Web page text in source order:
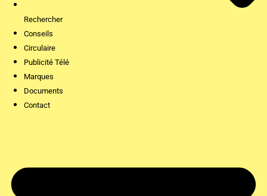
Rechercher
Conseils
Circulaire
Publicité Télé
Marques
Documents
Contact